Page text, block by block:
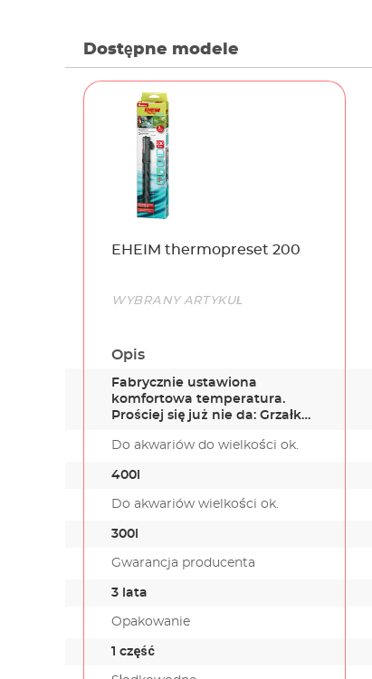
Dostępne modele
Name
EHEIM thermopreset 200
Link
WYBRANY ARTYKUŁ
Opis
Fabrycznie ustawiona
komfortowa temperatura.
Prościej się już nie da: Grzałka
Do akwariów do wielkości ok.
400l
Do akwariów wielkości ok.
300l
Gwarancja producenta
3 lata
Opakowanie
1 część